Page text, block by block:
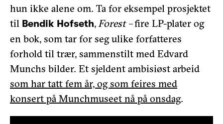
hun ikke alene om. Ta for eksempel prosjektet
til Bendik Hofseth,Forest –fire LP-plater og
en bok, som tar for seg ulike forfatteres
forhold til trær, sammenstilt med Edvard
Munchs bilder. Et sjeldent ambisiøst arbeid
som har tatt fem år, og som feires med
konsert på Munchmuseet nå på onsdag.